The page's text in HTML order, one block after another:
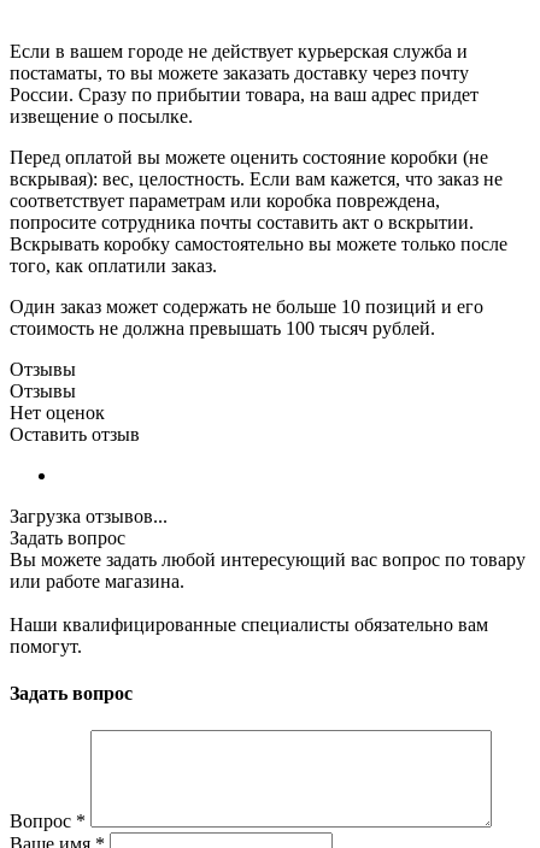
Если в вашем городе не действует курьерская служба и
постаматы, то вы можете заказать доставку через почту
России. Сразу по прибытии товара, на ваш адрес придет
извещение о посылке.
Перед оплатой вы можете оценить состояние коробки (не
вскрывая): вес, целостность. Если вам кажется, что заказ не
соответствует параметрам или коробка повреждена,
попросите сотрудника почты составить акт о вскрытии.
Вскрывать коробку самостоятельно вы можете только после
того, как оплатили заказ.
Один заказ может содержать не больше 10 позиций и его
стоимость не должна превышать 100 тысяч рублей.
Отзывы
Отзывы
Нет оценок
Оставить отзыв
Загрузка отзывов...
Задать вопрос
Вы можете задать любой интересующий вас вопрос по товару
или работе магазина.
Наши квалифицированные специалисты обязательно вам
помогут.
Задать вопрос
Вопрос *